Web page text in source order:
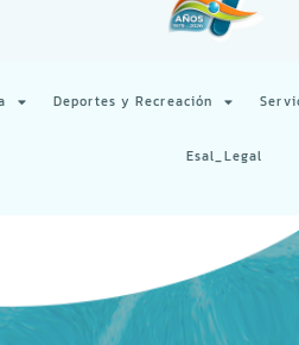
Deportes y Recreación
Esal_Legal